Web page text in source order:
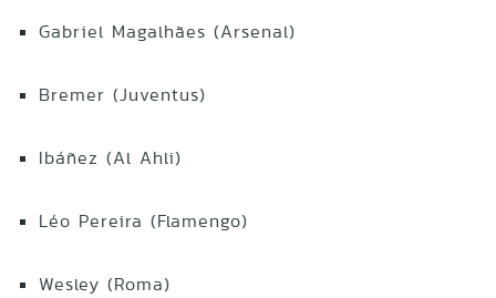
Gabriel Magalhães (Arsenal)
Bremer (Juventus)
Ibáñez (Al Ahli)
Léo Pereira (Flamengo)
Wesley (Roma)